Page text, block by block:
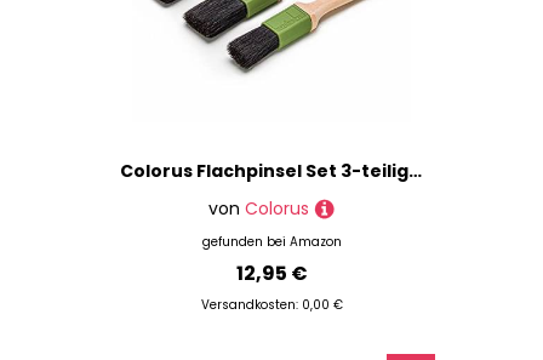
Colorus Flachpinsel Set 3-teilig (30 mm 40 mm 50 mm) – Premium-Pinsel mit stabilisierter Chinaborsten-Mischung – für lösemittelhaltige und zähe Farben und Lacke
von Colorus
gefunden bei Amazon
12,95 €
Versandkosten: 0,00 €